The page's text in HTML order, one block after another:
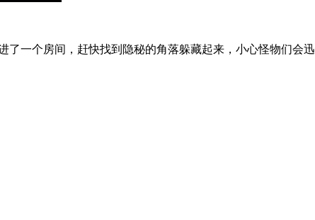
一个房间，赶快找到隐秘的角落躲藏起来，小心怪物们会